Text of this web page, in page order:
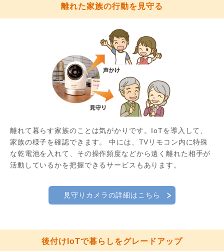
離れた家族の行動を見守る
離れて暮らす家族のことは気がかりです。IoTを導入して、
家族の様子を確認できます。 中には、TVリモコン内に特殊
な乾電池を入れて、その操作頻度などから遠く離れた相手が
活動しているかを把握できるサービスもあります。
見守りカメラの詳細はこちら
後付けIoTで暮らしをグレードアップ